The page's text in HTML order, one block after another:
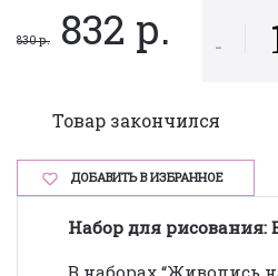
830 р. 832 р. -
Товар закончился
ДОБАВИТЬ В ИЗБРАННОЕ
Набор для рисования:
В наборах “Живопись